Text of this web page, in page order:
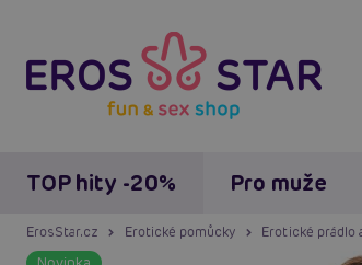
TOP hity -20% Pro muže
ErosStar.cz Erotické pomůcky Erotické prádlo